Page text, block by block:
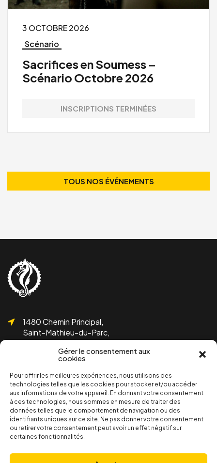
Gérer le consentement aux
cookies
Pour offrir les meilleures expériences, nous utilisons des
technologies telles que les cookies pour stocker et/ou accéder
aux informations de votre appareil. En donnant votre consentement
à ces technologies, nous sommes en mesure de traiter des
données telles que le comportement de navigation ou des
identifiants uniques sur ce site. Ne pas donner votre consentement
ou retirer votre consentement peut avoir un effet négatif sur
certaines fonctionnalités.
3 OCTOBRE 2026
Scénario
Sacrifices en Soumess –
Scénario Octobre 2026
INSCRIPTIONS TERMINÉES
TOUS NOS ÉVÉNEMENTS
1480 Chemin Principal,
Saint-Mathieu-du-Parc,
QC G0X 1N0
1 819-532-1755
info@bicolline.org
Abonnez-vous à l'infolettre de Bicolline!
S'inscrire